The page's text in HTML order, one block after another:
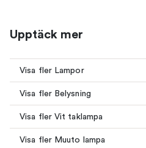
Upptäck mer
Visa fler Lampor
Visa fler Belysning
Visa fler Vit taklampa
Visa fler Muuto lampa